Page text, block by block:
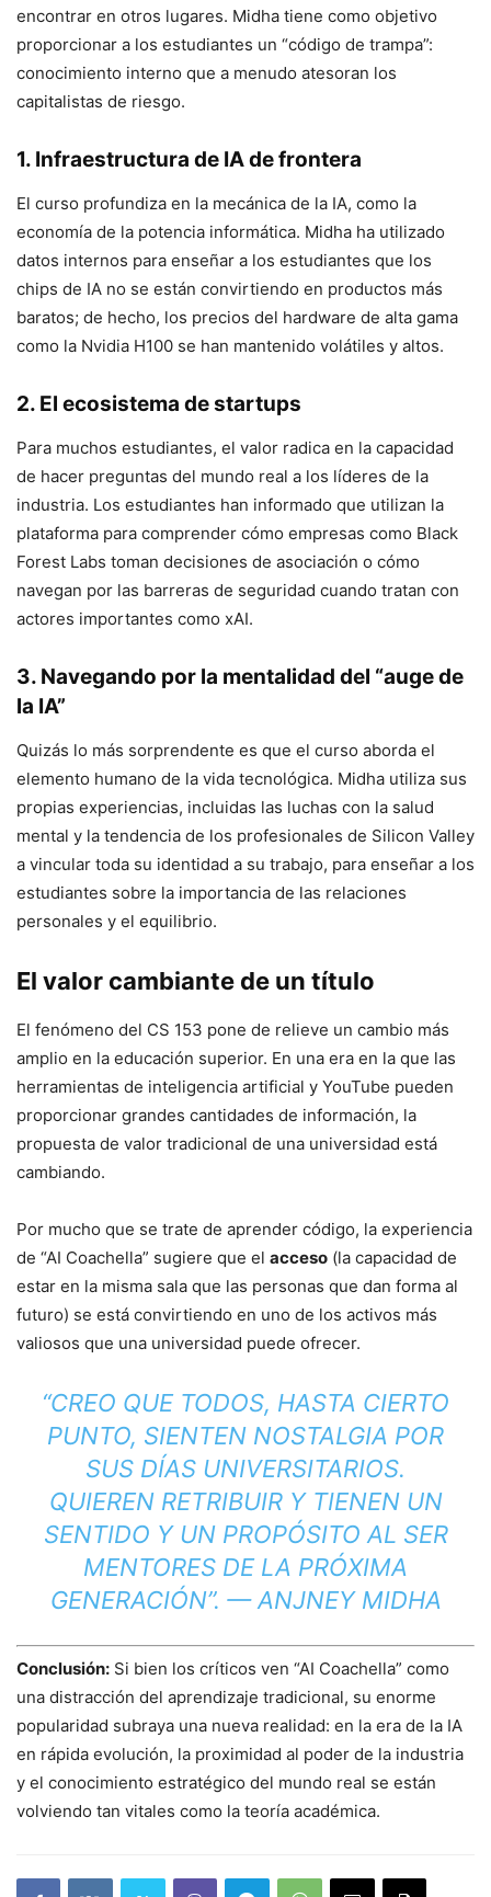
encontrar en otros lugares. Midha tiene como objetivo
proporcionar a los estudiantes un “código de trampa”:
conocimiento interno que a menudo atesoran los
capitalistas de riesgo.
1. Infraestructura de IA de frontera
El curso profundiza en la mecánica de la IA, como la
economía de la potencia informática. Midha ha utilizado
datos internos para enseñar a los estudiantes que los
chips de IA no se están convirtiendo en productos más
baratos; de hecho, los precios del hardware de alta gama
como la Nvidia H100 se han mantenido volátiles y altos.
2. El ecosistema de startups
Para muchos estudiantes, el valor radica en la capacidad
de hacer preguntas del mundo real a los líderes de la
industria. Los estudiantes han informado que utilizan la
plataforma para comprender cómo empresas como Black
Forest Labs toman decisiones de asociación o cómo
navegan por las barreras de seguridad cuando tratan con
actores importantes como xAI.
3. Navegando por la mentalidad del “auge de
la IA”
Quizás lo más sorprendente es que el curso aborda el
elemento humano de la vida tecnológica. Midha utiliza sus
propias experiencias, incluidas las luchas con la salud
mental y la tendencia de los profesionales de Silicon Valley
a vincular toda su identidad a su trabajo, para enseñar a los
estudiantes sobre la importancia de las relaciones
personales y el equilibrio.
El valor cambiante de un título
El fenómeno del CS 153 pone de relieve un cambio más
amplio en la educación superior. En una era en la que las
herramientas de inteligencia artificial y YouTube pueden
proporcionar grandes cantidades de información, la
propuesta de valor tradicional de una universidad está
cambiando.
Por mucho que se trate de aprender código, la experiencia
de “AI Coachella” sugiere que el acceso (la capacidad de
estar en la misma sala que las personas que dan forma al
futuro) se está convirtiendo en uno de los activos más
valiosos que una universidad puede ofrecer.
“CREO QUE TODOS, HASTA CIERTO
PUNTO, SIENTEN NOSTALGIA POR
SUS DÍAS UNIVERSITARIOS.
QUIEREN RETRIBUIR Y TIENEN UN
SENTIDO Y UN PROPÓSITO AL SER
MENTORES DE LA PRÓXIMA
GENERACIÓN”. —ANJNEY MIDHA
Conclusión: Si bien los críticos ven “AI Coachella” como
una distracción del aprendizaje tradicional, su enorme
popularidad subraya una nueva realidad: en la era de la IA
en rápida evolución, la proximidad al poder de la industria
y el conocimiento estratégico del mundo real se están
volviendo tan vitales como la teoría académica.